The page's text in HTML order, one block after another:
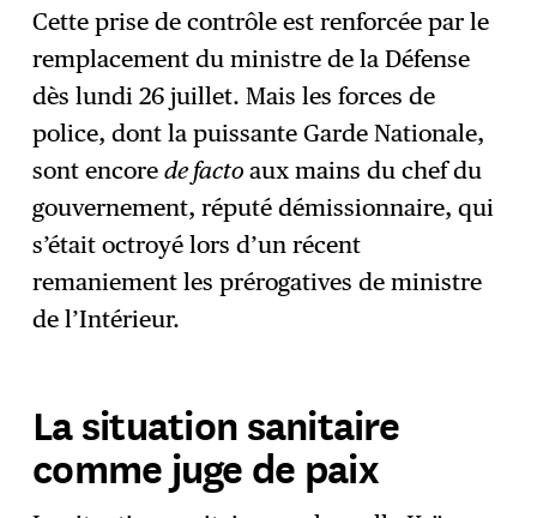
Cette prise de contrôle est renforcée par le
remplacement du ministre de la Défense
dès lundi 26 juillet. Mais les forces de
police, dont la puissante Garde Nationale,
sont encorede factoaux mains du chef du
gouvernement, réputé démissionnaire, qui
s’était octroyé lors d’un récent
remaniement les prérogatives de ministre
de l’Intérieur.
La situation sanitaire
comme juge de paix